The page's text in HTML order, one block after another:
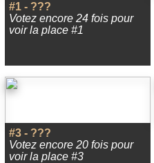
#1 - ???
Votez encore 24 fois pour
voir la place #1
#3 - ???
Votez encore 20 fois pour
voir la place #3